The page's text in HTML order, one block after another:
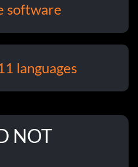
software
languages
NOT